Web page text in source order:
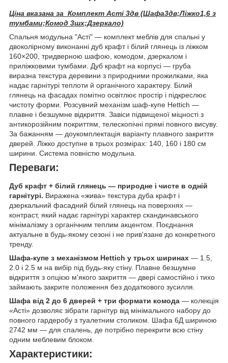
Ціна вказана за_Комплект Асті 3дв (Шафа3дв;Ліжко1,6 з
тумбами;Комод 3шх;Дзеркало)
Спальня модульна "Асті" — комплект меблів для спальні у
двоколірному виконанні дуб крафт і білий глянець із ліжком
160×200, тридверною шафою, комодом, дзеркалом і
приліжковими тумбами. Дуб крафт на корпусі — груба
виразна текстура деревини з природними прожилками, яка
надає гарнітурі теплоти й органічного характеру. Білий
глянець на фасадах помітно освітлює простір і підкреслює
чистоту форми. Розсувний механізм шаф-купе Hettich —
плавне і безшумне відкриття. Завіси підвищеної міцності з
антикорозійним покриттям, телескопічні прямі повного висуву.
За бажанням — доукомплектація варіанту плавного закриття
дверей. Ліжко доступне в трьох розмірах: 140, 160 і 180 см
ширини. Система повністю модульна.
Переваги:
Дуб крафт + білий глянець — природне і чисте в одній
гарнітурі. Виражена «жива» текстура дуба крафт і
дзеркальний фасадний білий глянець на поверхнях —
контраст, який надає гарнітурі характер скандинавського
мінімалізму з органічним теплим акцентом. Поєднання
актуальне в будь-якому сезоні і не прив'язане до конкретного
тренду.
Шафа-купе з механізмом Hettich у трьох ширинах — 1.5,
2.0 і 2.5 м на вибір під будь-яку стіну. Плавне безшумне
відкриття з опцією м'якого закриття — двері самостійно і тихо
займають закрите положення без додаткового зусилля.
Шафа від 2 до 6 дверей + три формати комода — колекція
«Асті» дозволяє зібрати гарнітур від мінімального набору до
повного гардеробу з туалетним столиком. Шафа 6Д шириною
2742 мм — для спалень, де потрібно перекрити всю стіну
одним меблевим блоком.
Характеристики: